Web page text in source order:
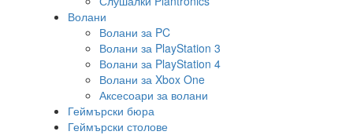
Волани
Волани за PC
Волани за PlayStation 3
Волани за PlayStation 4
Волани за Xbox One
Аксесоари за волани
Геймърски бюра
Геймърски столове